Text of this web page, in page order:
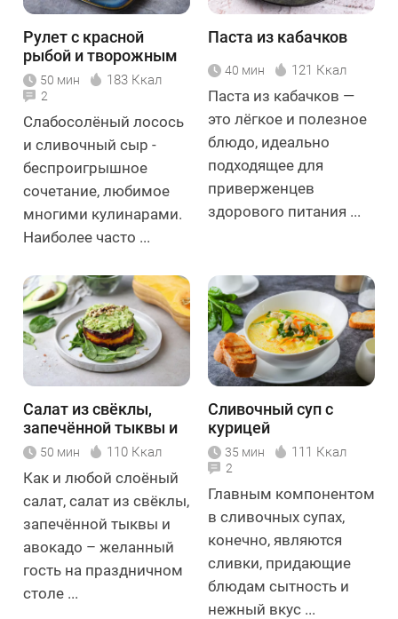
Рулет с красной
рыбой и творожным
сыром
50 мин 183 Ккал
2
Слабосолёный лосось
и сливочный сыр -
беспроигрышное
сочетание, любимое
многими кулинарами.
Наиболее часто ...
Паста из кабачков
40 мин 121 Ккал
Паста из кабачков —
это лёгкое и полезное
блюдо, идеально
подходящее для
приверженцев
здорового питания ...
Салат из свёклы,
запечённой тыквы и
авокадо
50 мин 110 Ккал
Как и любой слоёный
салат, салат из свёклы,
запечённой тыквы и
авокадо – желанный
гость на праздничном
столе ...
Сливочный суп с
курицей
35 мин 111 Ккал
2
Главным компонентом
в сливочных супах,
конечно, являются
сливки, придающие
блюдам сытность и
нежный вкус ...